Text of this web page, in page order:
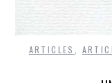
ARTICLES